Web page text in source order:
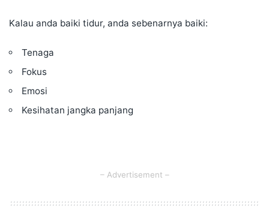
Kalau anda baiki tidur, anda sebenarnya baiki:
Tenaga
Fokus
Emosi
Kesihatan jangka panjang
– Advertisement –